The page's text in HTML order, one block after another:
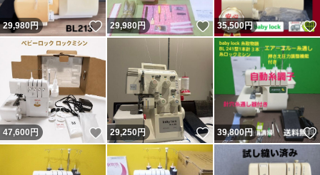
29,980円 いいね！
29,980円 いいね！
35,500円
47,600 円 いいね！
29,250円 いいね！
39,800円